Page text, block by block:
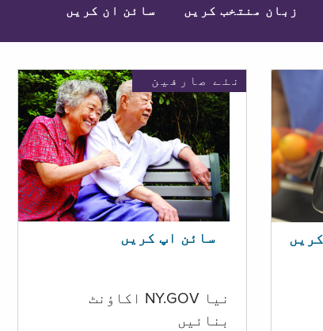
زبان منتخب کریں سائن ان کریں
نئے صارفین
سائن اپ کریں
نیا NY.GOV اکاؤنٹ
بنائیں